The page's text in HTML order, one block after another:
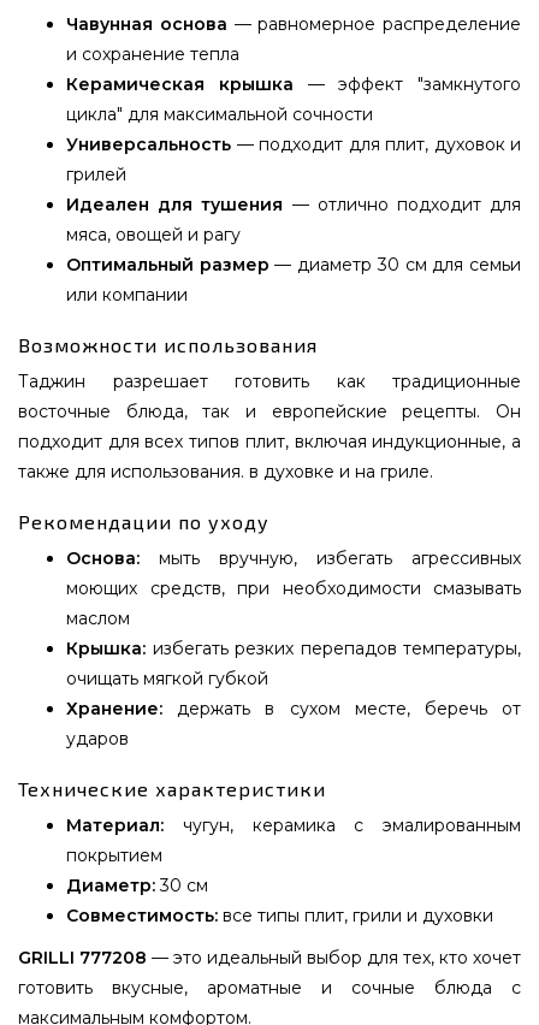
Чавунная основа — равномерное распределение
и сохранение тепла
Керамическая крышка — эффект "замкнутого
цикла" для максимальной сочности
Универсальность — подходит для плит, духовок и
грилей
Идеален для тушения — отлично подходит для
мяса, овощей и рагу
Оптимальный размер — диаметр 30 см для семьи
или компании
Возможности использования
Таджин разрешает готовить как традиционные
восточные блюда, так и европейские рецепты. Он
подходит для всех типов плит, включая индукционные, а
также для использования. в духовке и на гриле.
Рекомендации по уходу
Основа: мыть вручную, избегать агрессивных
моющих средств, при необходимости смазывать
маслом
Крышка: избегать резких перепадов температуры,
очищать мягкой губкой
Хранение: держать в сухом месте, беречь от
ударов
Технические характеристики
Материал: чугун, керамика с эмалированным
покрытием
Диаметр:30 см
Совместимость: все типы плит, грили и духовки
GRILLI 777208 — это идеальный выбор для тех, кто хочет
готовить вкусные, ароматные и сочные блюда с
максимальным комфортом.